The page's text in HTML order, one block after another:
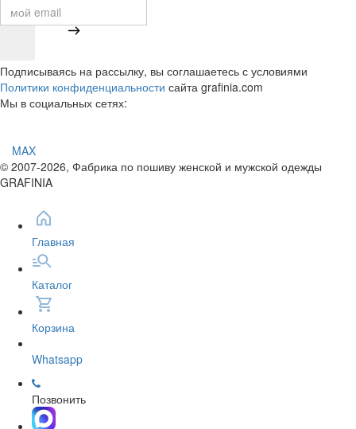
Подписываясь на рассылку, вы соглашаетесь с условиями
Политики конфиденциальности сайта grafinia.com
Мы в социальных сетях:
MAX
© 2007-2026, Фабрика по пошиву женской и мужской одежды
GRAFINIA
Главная
Каталог
Корзина
Whatsapp
Позвонить